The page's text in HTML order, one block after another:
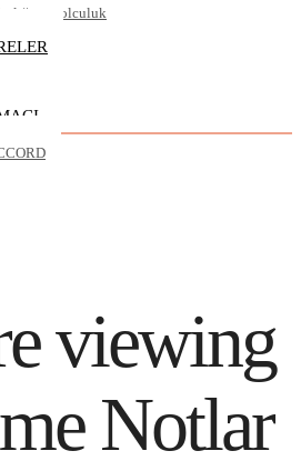
yolculuk
viewing
Notlar